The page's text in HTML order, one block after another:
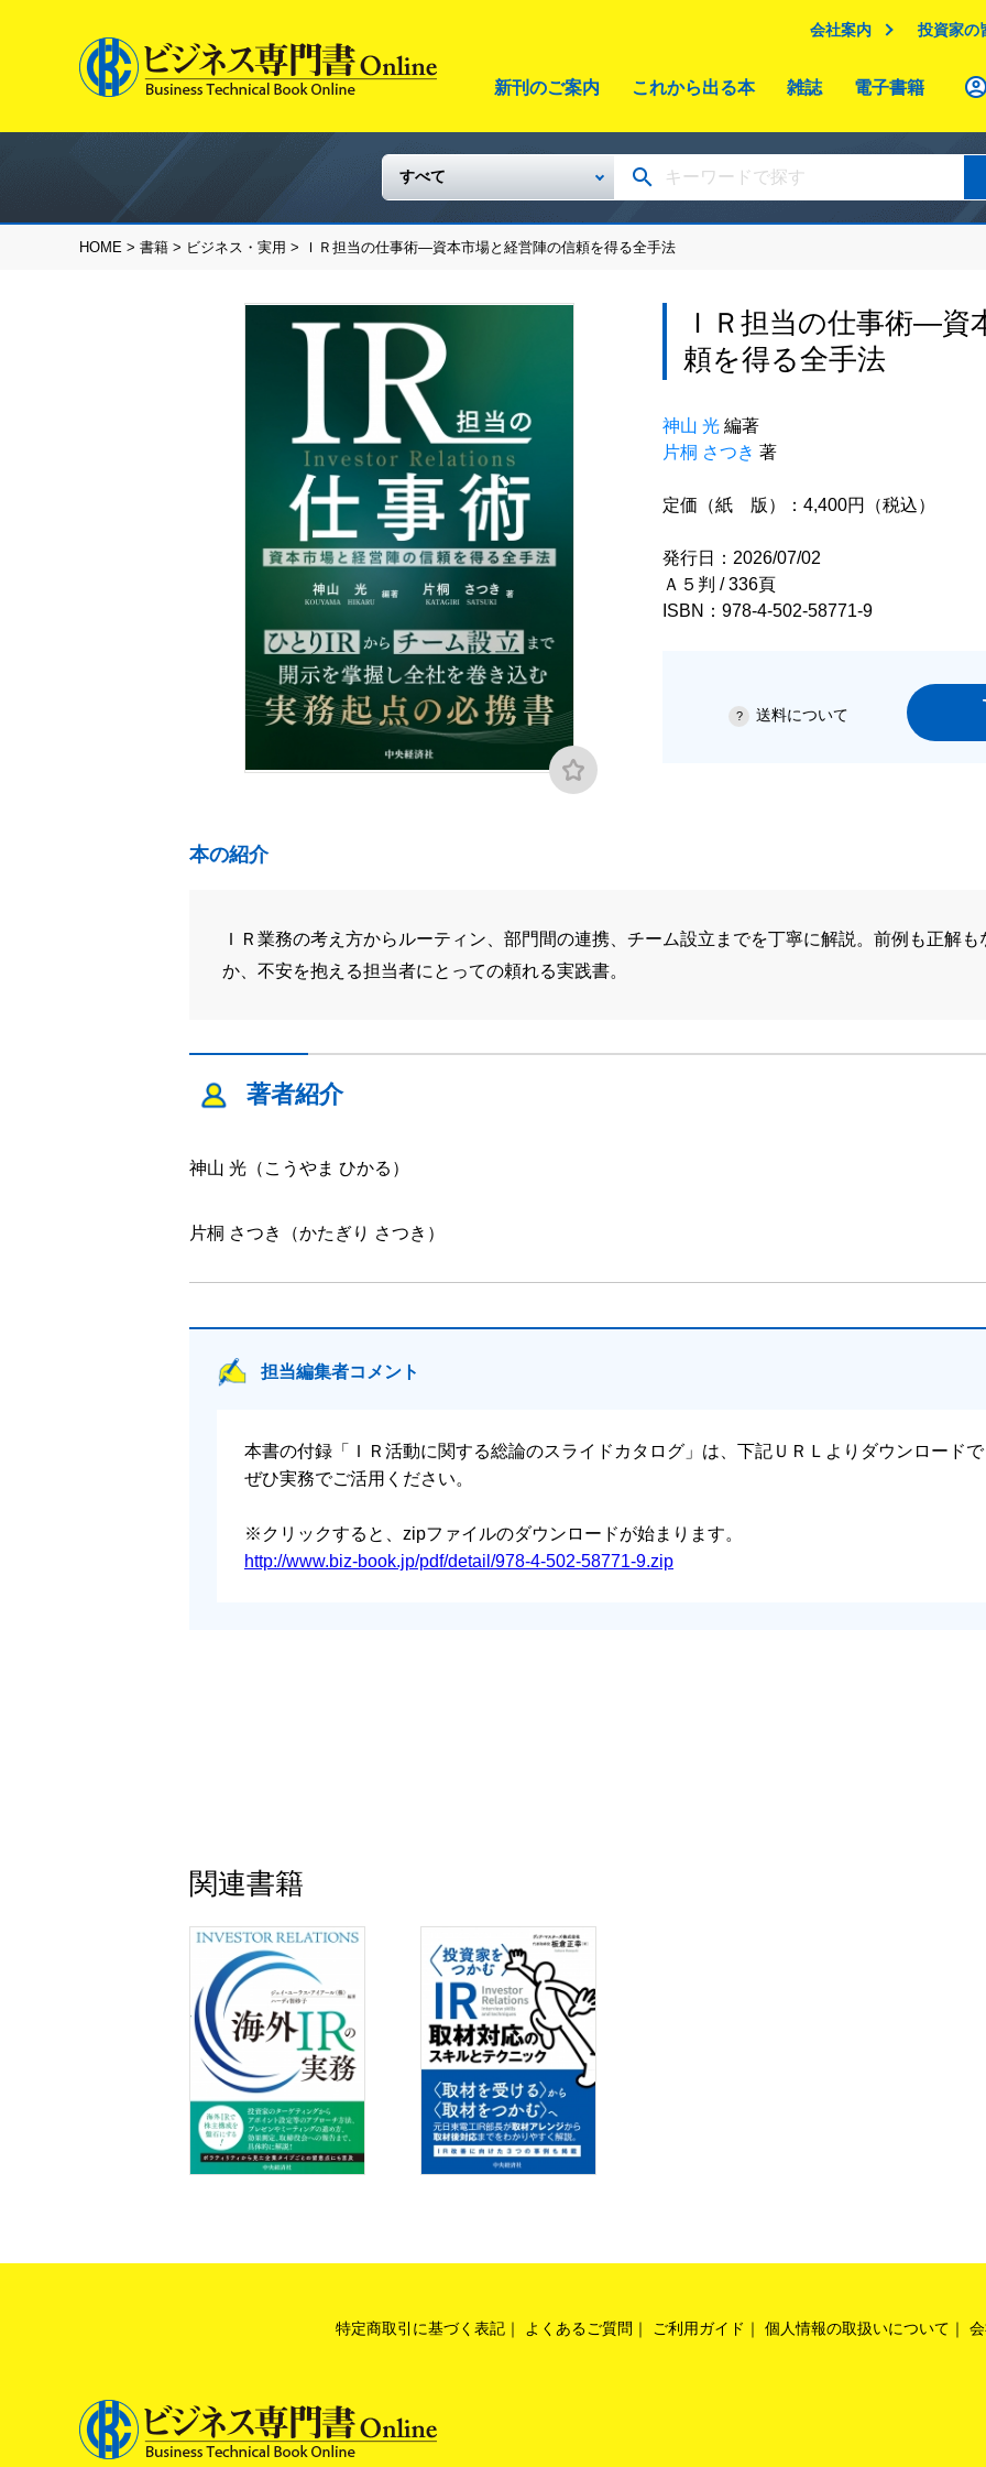
会社案内 投資家の
新刊のご案内 これから出る本 雑誌 電子書籍
HOME > 書籍 > ビジネス・実用 > ＩＲ担当の仕事術―資本市場と経営陣の信頼を得る全手法
ＩＲ担当の仕事術―資
頼を得る全手法
神山 光 編著
片桐 さつき 著
定価（紙 版）：4,400円（税込）
発行日：2026/07/02
Ａ５判 / 336頁
ISBN：978-4-502-58771-9
送料について
本の紹介
ＩＲ業務の考え方からルーティン、部門間の連携、チーム設立までを丁寧に解説。前例も正解
か、不安を抱える担当者にとっての頼れる実践書。
著者紹介
神山 光（こうやま ひかる）
片桐 さつき（かたぎり さつき）
担当編集者コメント
本書の付録「ＩＲ活動に関する総論のスライドカタログ」は、下記ＵＲＬよりダウンロード
ぜひ実務でご活用ください。
※クリックすると、zipファイルのダウンロードが始まります。
http://www.biz-book.jp/pdf/detail/978-4-502-58771-9.zip
関連書籍
特定商取引に基づく表記 よくあるご質問 ご利用ガイド 個人情報の取扱いについて